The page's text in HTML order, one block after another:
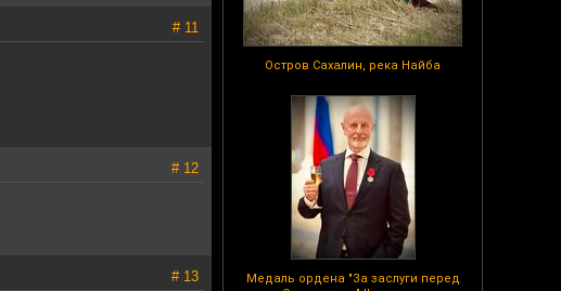
Остров Сахалин, река Найба
Медаль ордена "За заслуги перед
# 11
# 12
# 13